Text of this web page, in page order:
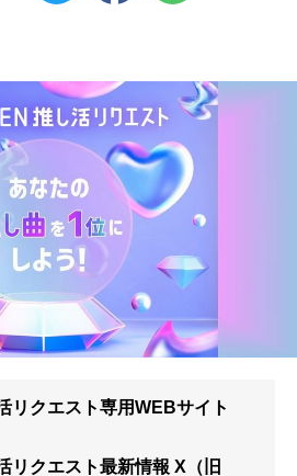
リクエスト専用WEBサイト
リクエスト最新情報 X（旧